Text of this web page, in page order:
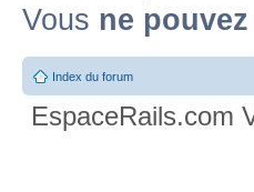
Vous ne
Index du forum
EspaceRails.com